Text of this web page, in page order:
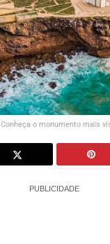
Conheça o monumento mais
PUBLICIDADE